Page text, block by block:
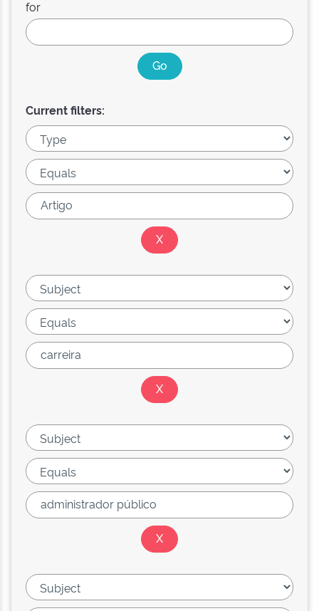
for
Current filters: